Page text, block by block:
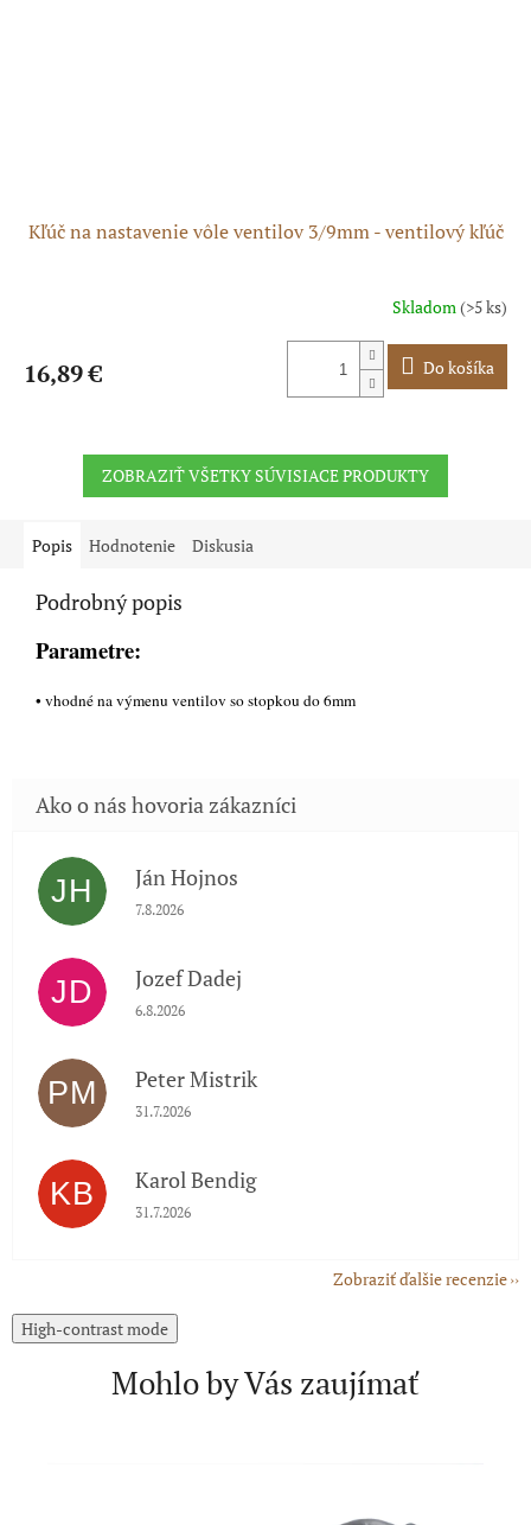
Kľúč na nastavenie vôle ventilov 3/9mm - ventilový kľúč
Skladom(>5 ks)
16,89 € Do košíka
ZOBRAZIŤ VŠETKY SÚVISIACE PRODUKTY
Popis Hodnotenie Diskusia
Podrobný popis
Parametre:
• vhodné na výmenu ventilov so stopkou do 6mm
JH Ján Hojnos
Hodnotenie obchodu je 5 z 5 hviezdičiek.
7.8.2026
JD Jozef Dadej
Hodnotenie obchodu je 5 z 5 hviezdičiek.
6.8.2026
PM Peter Mistrik
Hodnotenie obchodu je 5 z 5 hviezdičiek.
31.7.2026
KB Karol Bendig
Hodnotenie obchodu je 5 z 5 hviezdičiek.
31.7.2026
Zobraziť ďalšie recenzie
High-contrast mode
Mohlo by Vás zaujímať